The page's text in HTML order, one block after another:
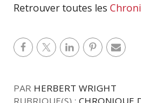
Retrouver toutes les
PAR HERBERT WRIGHT
RUBRIQUE(S) :CHRONIQUE